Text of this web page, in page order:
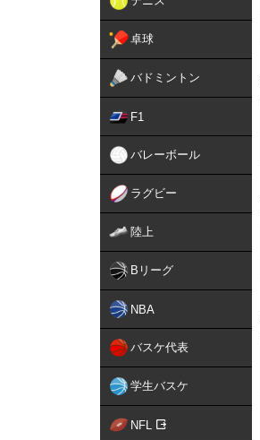
卓球
バドミントン
F1
バレーボール
ラグビー
陸上
Bリーグ
NBA
バスケ代表
学生バスケ
NFL